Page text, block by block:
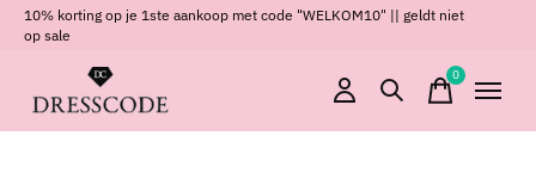
10% korting op je 1ste aankoop met code "WELKOM10" || geldt niet
op sale
0items